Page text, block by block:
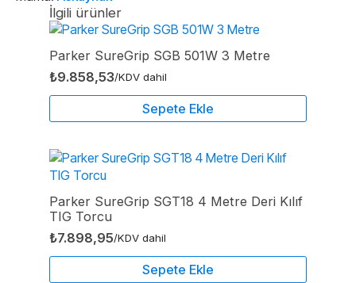
İlgili ürünler
Parker SureGrip SGB 501W 3 Metre
₺9.858,53/KDV dahil
Sepete Ekle
Parker SureGrip SGT18 4 Metre Deri Kılıf
TIG Torcu
₺7.898,95/KDV dahil
Sepete Ekle